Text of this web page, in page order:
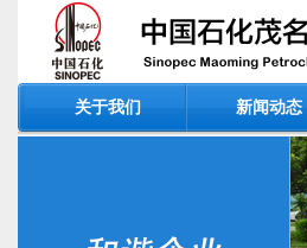
关于我们 新闻动态